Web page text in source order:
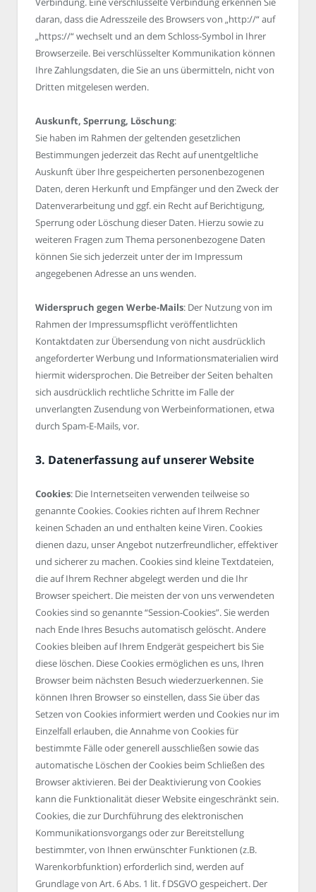
daran, dass die Adresszeile des Browsers von „http://“ auf
„https://“ wechselt und an dem Schloss-Symbol in Ihrer
Browserzeile. Bei verschlüsselter Kommunikation können
Ihre Zahlungsdaten, die Sie an uns übermitteln, nicht von
Dritten mitgelesen werden.
Auskunft, Sperrung, Löschung:
Sie haben im Rahmen der geltenden gesetzlichen
Bestimmungen jederzeit das Recht auf unentgeltliche
Auskunft über Ihre gespeicherten personenbezogenen
Daten, deren Herkunft und Empfänger und den Zweck der
Datenverarbeitung und ggf. ein Recht auf Berichtigung,
Sperrung oder Löschung dieser Daten. Hierzu sowie zu
weiteren Fragen zum Thema personenbezogene Daten
können Sie sich jederzeit unter der im Impressum
angegebenen Adresse an uns wenden.
Widerspruch gegen Werbe-Mails: Der Nutzung von im
Rahmen der Impressumspflicht veröffentlichten
Kontaktdaten zur Übersendung von nicht ausdrücklich
angeforderter Werbung und Informationsmaterialien wird
hiermit widersprochen. Die Betreiber der Seiten behalten
sich ausdrücklich rechtliche Schritte im Falle der
unverlangten Zusendung von Werbeinformationen, etwa
durch Spam-E-Mails, vor.
3. Datenerfassung auf unserer Website
Cookies: Die Internetseiten verwenden teilweise so
genannte Cookies. Cookies richten auf Ihrem Rechner
keinen Schaden an und enthalten keine Viren. Cookies
dienen dazu, unser Angebot nutzerfreundlicher, effektiver
und sicherer zu machen. Cookies sind kleine Textdateien,
die auf Ihrem Rechner abgelegt werden und die Ihr
Browser speichert. Die meisten der von uns verwendeten
Cookies sind so genannte “Session-Cookies”. Sie werden
nach Ende Ihres Besuchs automatisch gelöscht. Andere
Cookies bleiben auf Ihrem Endgerät gespeichert bis Sie
diese löschen. Diese Cookies ermöglichen es uns, Ihren
Browser beim nächsten Besuch wiederzuerkennen. Sie
können Ihren Browser so einstellen, dass Sie über das
Setzen von Cookies informiert werden und Cookies nur im
Einzelfall erlauben, die Annahme von Cookies für
bestimmte Fälle oder generell ausschließen sowie das
automatische Löschen der Cookies beim Schließen des
Browser aktivieren. Bei der Deaktivierung von Cookies
kann die Funktionalität dieser Website eingeschränkt sein.
Cookies, die zur Durchführung des elektronischen
Kommunikationsvorgangs oder zur Bereitstellung
bestimmter, von Ihnen erwünschter Funktionen (z.B.
Warenkorbfunktion) erforderlich sind, werden auf
Grundlage von Art. 6 Abs. 1 lit. f DSGVO gespeichert. Der